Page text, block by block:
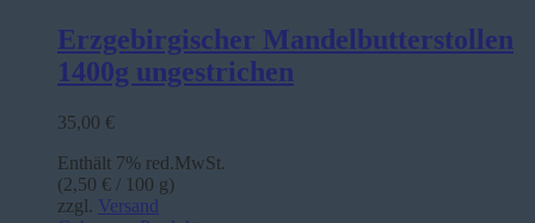
Erzgebirgischer Mandelbutterstollen
1400g ungestrichen
35,00 €
Enthält 7% red.MwSt.
(2,50 € / 100 g)
zzgl. Versand